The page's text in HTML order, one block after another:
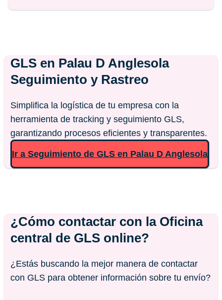
GLS en Palau D Anglesola
Seguimiento y Rastreo
Simplifica la logística de tu empresa con la
herramienta de tracking y seguimiento GLS,
garantizando procesos eficientes y transparentes.
Ir a Seguimiento de GLS en Palau D Anglesola
¿Cómo contactar con la Oficina
central de GLS online?
¿Estás buscando la mejor manera de contactar
con GLS para obtener información sobre tu envío?